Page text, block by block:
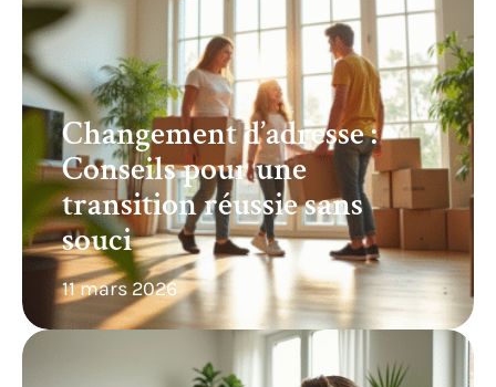
Changement d’adresse :
Conseils pour une
transition réussie sans
souci
11 mars 2026